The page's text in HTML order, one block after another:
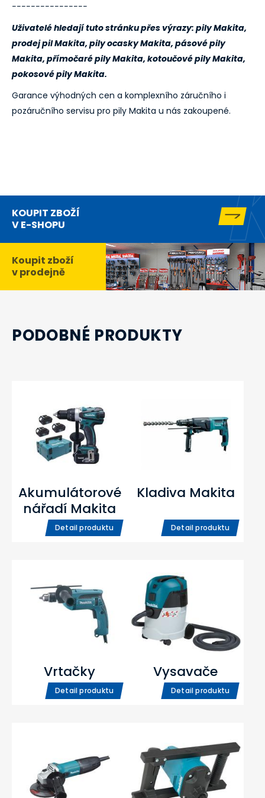
----------------
Uživatelé hledají tuto stránku přes výrazy: pily Makita,
prodej pil Makita, pily ocasky Makita, pásové pily
Makita, přímočaré pily Makita, kotoučové pily Makita,
pokosové pily Makita.
Garance výhodných cen a komplexního záručního i
pozáručního servisu pro pily Makita u nás zakoupené.
KOUPIT ZBOŽÍ
V E-SHOPU
Koupit zboží
v prodejně
PODOBNÉ PRODUKTY
Akumulátorové
nářadí Makita
Detail produktu
Kladiva Makita
Detail produktu
Vrtačky
Detail produktu
Vysavače
Detail produktu